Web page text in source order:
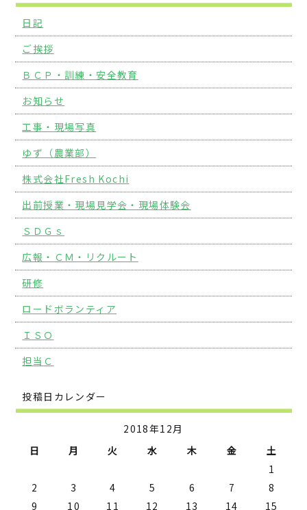
日記
ご挨拶
ＢＣＰ・訓練・安全教育
お知らせ
工事・現場写真
ゆず（農業部）
株式会社Fresh Kochi
出前授業・現場見学会・現場体験会
ＳＤＧｓ
広報・ＣＭ・リクルート
研修
ロードボランティア
ＩＳＯ
担当Ｃ
投稿日カレンダー
2018年12月
日
月 火 水 木 金
土
1
2
3 4 5 6 7
8
9
10 11 12 13 14 15